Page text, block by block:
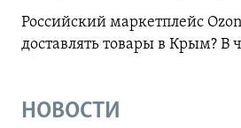
Российский маркетплейс
доставлять товары в Крым? В
НОВОСТИ